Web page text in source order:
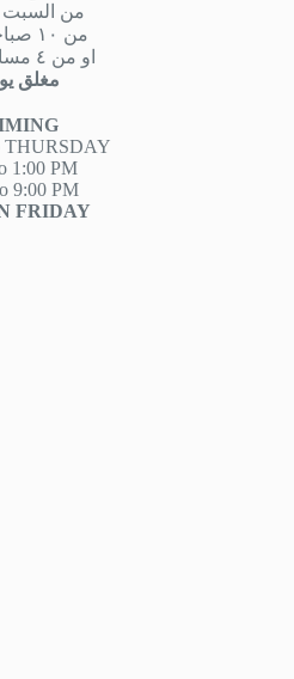
من السبت
من ١٠ صباحا إلى ١ ظهر
او من ٤ مساءً إلى ٩ مساءً
مغلق
THURSDAY
1:00 PM
9:00 PM
FRIDAY